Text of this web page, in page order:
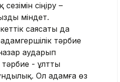
сіңіру –
міндет.
саясаты да
тәрбие
аударып
- ұлтты
Ол адамға өз